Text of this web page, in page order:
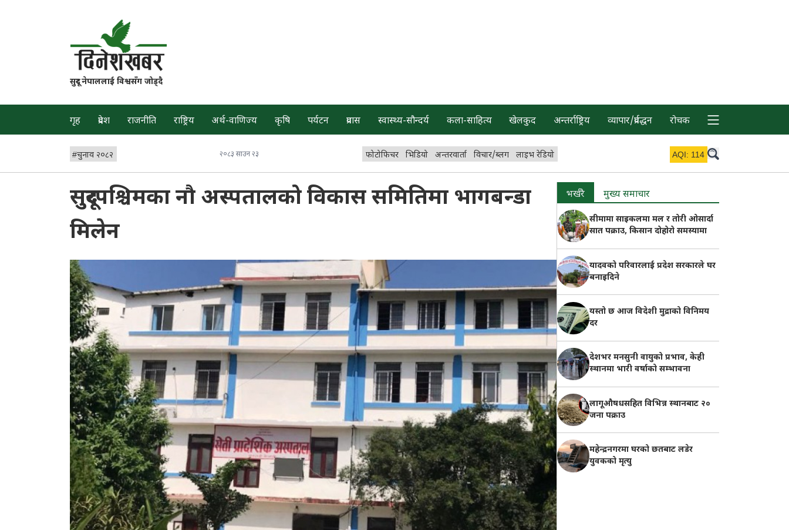
सुदूर नेपाललाई विश्वसँग जोड्दै
गृह प्रदेश राजनीति राष्ट्रिय अर्थ-वाणिज्य कृषि पर्यटन प्रवास स्वास्थ्य-सौन्दर्य कला-साहित्य खेलकुद अन्तर्राष्ट्रिय व्यापार/प्रर्वद्धन रोचक
#चुनाव २०८२ २०८३ साउन २३ फोटोफिचर भिडियो अन्तरवार्ता विचार/ब्लग लाइभ रेडियो AQI: 114
सुदूरपश्चिमका नौ अस्पतालको विकास समितिमा भागबन्डा
मिलेन
भर्खरै मुख्य समाचार
सीमामा साइकलमा मल र तोरी ओसार्दा
सात पक्राउ, किसान दोहोरो समस्यामा
यादवको परिवारलाई प्रदेश सरकारले घर
बनाइदिने
यस्तो छ आज विदेशी मुद्राको विनिमय
दर
देशभर मनसुनी वायुको प्रभाव, केही
स्थानमा भारी वर्षाको सम्भावना
लागूऔषधसहित विभिन्न स्थानबाट २०
जना पक्राउ
महेन्द्रनगरमा घरको छतबाट लडेर
युवकको मृत्यु